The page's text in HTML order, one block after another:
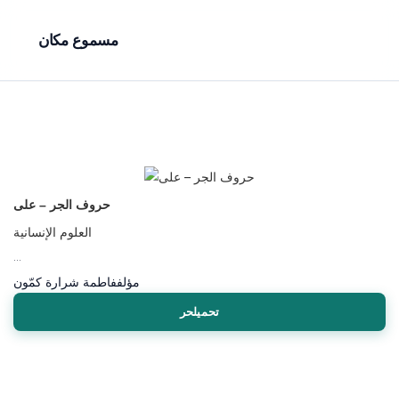
مسموع مكان
حروف الجر – على
العلوم الإنسانية
مؤلففاطمة شرارة كمّون
تحميلحر